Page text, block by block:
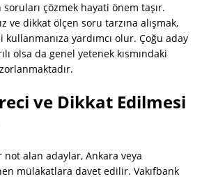
soruları çözmek hayati önem taşır.
ve dikkat ölçen soru tarzına alışmak,
yardımcı olur. Çoğu aday
olsa da genel yetenek kısmındaki
ve Dikkat Edilmesi
not alan adaylar, Ankara veya
mülakatlara davet edilir. Vakıfbank